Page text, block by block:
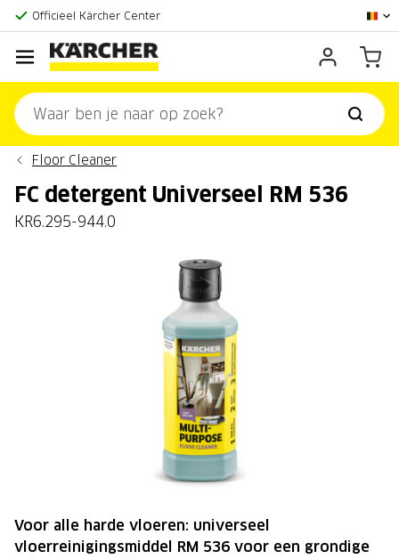
Officieel Kärcher Center
Klantenscore:9,3/10
Floor Cleaner
FC detergent Universeel RM 536
KR6.295-944.0
Voor alle harde vloeren: universeel
vloerreinigingsmiddel RM 536 voor een grondige